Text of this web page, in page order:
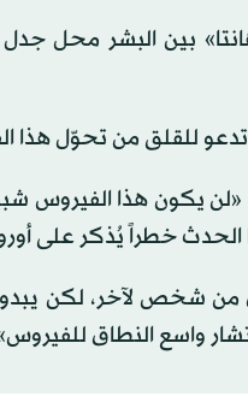
بين البشر محل
تدعو للقلق من تحوّل هذا
خطراً يُذكر على
من شخص لآخر، لكن
واسع النطاق